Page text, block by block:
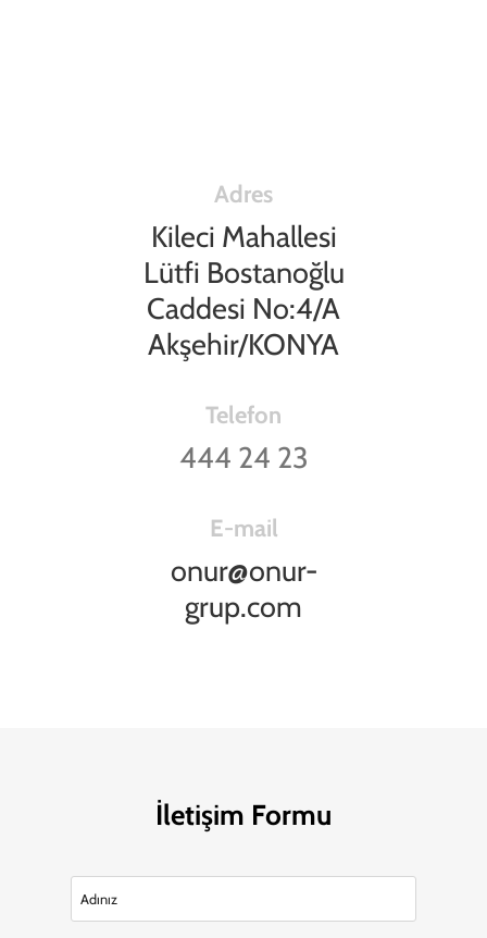
Adres
Kileci Mahallesi
Lütfi Bostanoğlu
Caddesi No:4/A
Akşehir/KONYA
Telefon
444 24 23
E-mail
onur@onur-
grup.com
İletişim Formu
Adınız